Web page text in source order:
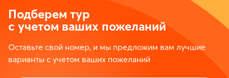
Подберем тур
с учетом ваших пожеланий
Оставьте свой номер, и мы предложим вам лучшие
варианты с учетом ваших пожеланий